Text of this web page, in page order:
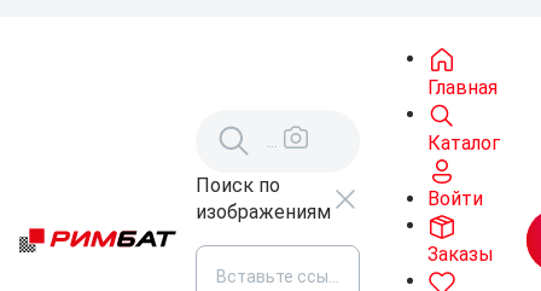
Поиск по
изображениям
Главная
Каталог
Войти
Заказы